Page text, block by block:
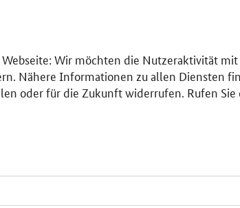
Wir möchten die Nutzeraktivität
Nähere Informationen zu allen Diensten
oder für die Zukunft widerrufen. Rufen Sie